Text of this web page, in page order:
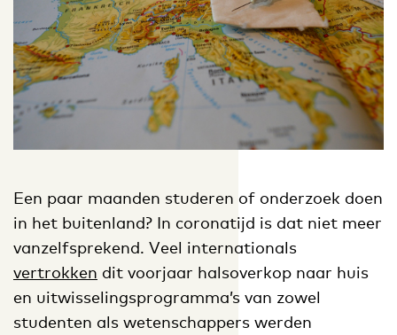
Een paar maanden studeren of onderzoek doen
in het buitenland? In coronatijd is dat niet meer
vanzelfsprekend. Veel internationals
vertrokken dit voorjaar halsoverkop naar huis
en uitwisselingsprogramma’s van zowel
studenten als wetenschappers werden